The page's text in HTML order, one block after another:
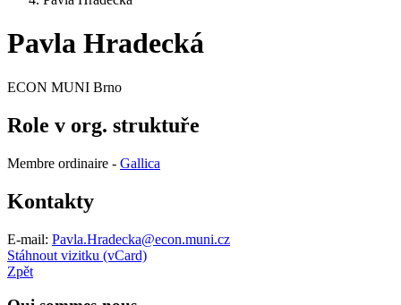
Pavla Hradecká
ECON MUNI Brno
Role v org. struktuře
Membre ordinaire - Gallica
Kontakty
E-mail: Pavla.Hradecka@econ.muni.cz
Stáhnout vizitku (vCard)
Zpět